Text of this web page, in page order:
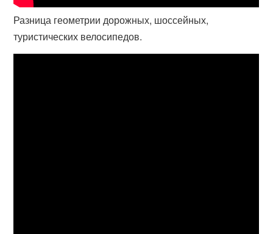
Разница геометрии дорожных, шоссейных,
туристических велосипедов.